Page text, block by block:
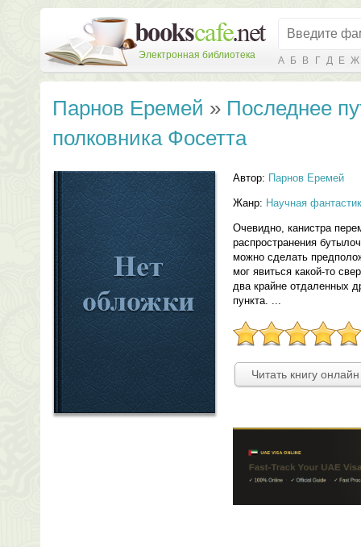
Электронная библиотека А Б В Г Д Е Ж
Парнов Еремей » Последнее
полковника Фосетта
Автор: Парнов Еремей
Жанр: Научная
Очевидно, канистра
распространения
можно сделать
мог явиться какой-то
два крайне отдаленных
пункта. ...
Читать книгу